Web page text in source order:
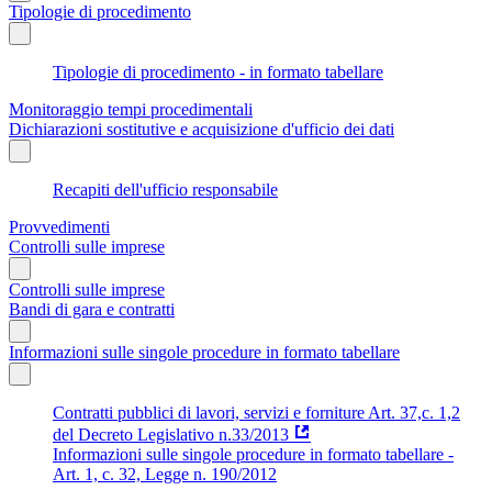
Tipologie di procedimento
Tipologie di procedimento - in formato tabellare
Monitoraggio tempi procedimentali
Dichiarazioni sostitutive e acquisizione d'ufficio dei dati
Recapiti dell'ufficio responsabile
Provvedimenti
Controlli sulle imprese
Controlli sulle imprese
Bandi di gara e contratti
Informazioni sulle singole procedure in formato tabellare
Contratti pubblici di lavori, servizi e forniture Art. 37,c. 1,2
del Decreto Legislativo n.33/2013
Informazioni sulle singole procedure in formato tabellare -
Art. 1, c. 32, Legge n. 190/2012